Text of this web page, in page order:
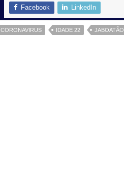
at
s
c
e
e
gr
tt
er
k
e
Facebook LinkedIn
CORONAVIRUS IDADE 22 JABOATÃO